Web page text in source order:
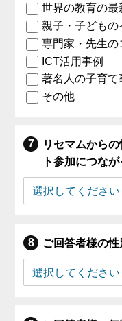
世界の教育の最
親子・子ども
専門家・先生の
ICT活用事例
著名人の子育て
その他
リセマムから
ト参加につな
ご回答者様の性